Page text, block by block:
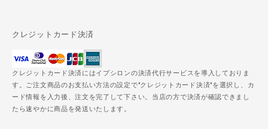
クレジットカード決済
クレジットカード決済にはイプシロンの決済代行サービスを導入しておりま
す。ご注文商品のお支払い方法の設定で"クレジットカード決済"を選択し、カ
ード情報を入力後、注文を完了して下さい。当店の方で決済が確認できまし
たら速やかに商品を発送いたします。